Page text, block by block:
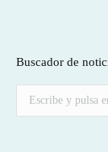
Buscador de